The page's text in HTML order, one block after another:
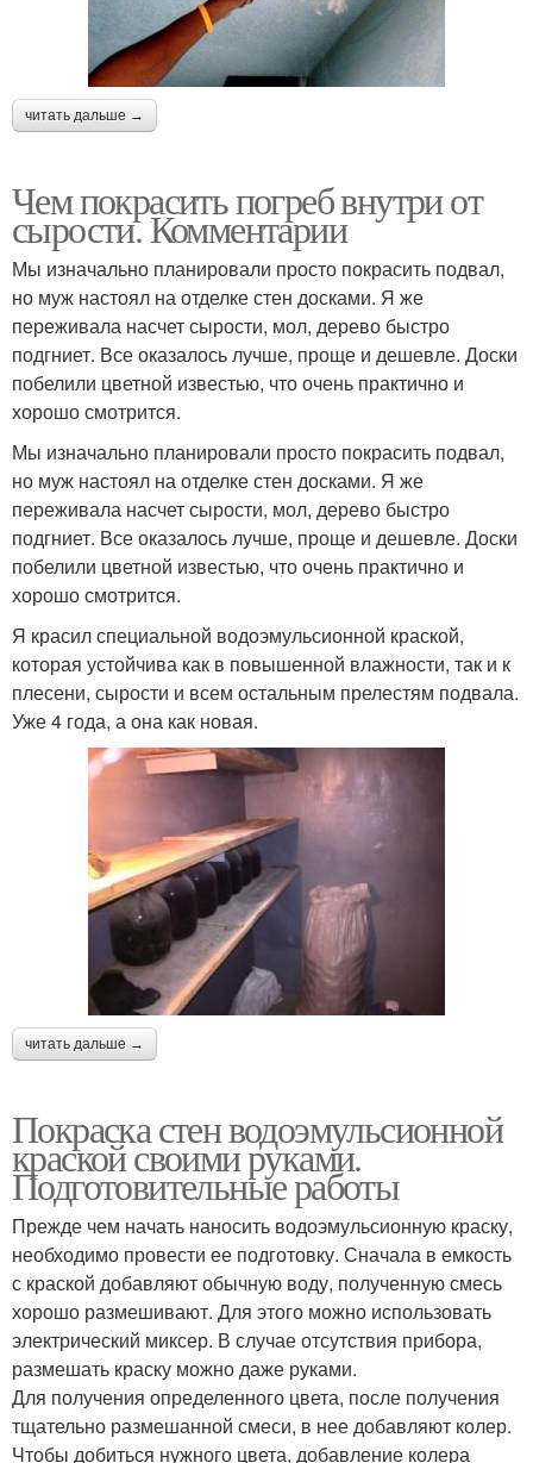
читать дальше →
Чем покрасить погреб внутри от
сырости. Комментарии
Мы изначально планировали просто покрасить подвал,
но муж настоял на отделке стен досками. Я же
переживала насчет сырости, мол, дерево быстро
подгниет. Все оказалось лучше, проще и дешевле. Доски
побелили цветной известью, что очень практично и
хорошо смотрится.
Мы изначально планировали просто покрасить подвал,
но муж настоял на отделке стен досками. Я же
переживала насчет сырости, мол, дерево быстро
подгниет. Все оказалось лучше, проще и дешевле. Доски
побелили цветной известью, что очень практично и
хорошо смотрится.
Я красил специальной водоэмульсионной краской,
которая устойчива как в повышенной влажности, так и к
плесени, сырости и всем остальным прелестям подвала.
Уже 4 года, а она как новая.
читать дальше →
Покраска стен водоэмульсионной
краской своими руками.
Подготовительные работы
Прежде чем начать наносить водоэмульсионную краску,
необходимо провести ее подготовку. Сначала в емкость
с краской добавляют обычную воду, полученную смесь
хорошо размешивают. Для этого можно использовать
электрический миксер. В случае отсутствия прибора,
размешать краску можно даже руками.
Для получения определенного цвета, после получения
тщательно размешанной смеси, в нее добавляют колер.
Чтобы добиться нужного цвета, добавление колера